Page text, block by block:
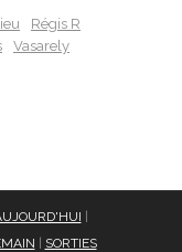
Régis R
Vasarely
SORTIES